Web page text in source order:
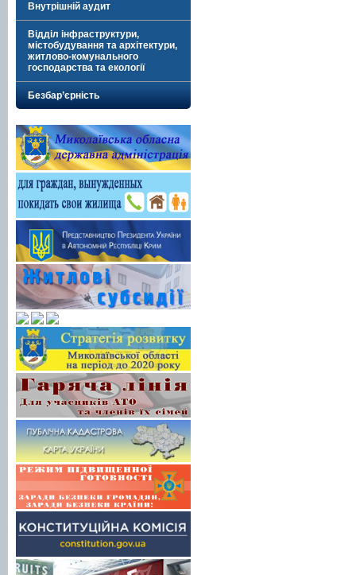
Внутрішній аудит
Відділ інфраструктури,
містобудування та архітектури,
житлово-комунального
господарства та екології
Безбар’єрність